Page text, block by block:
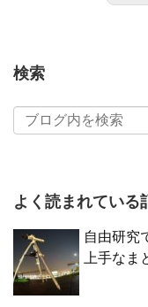
検索
よく読まれている
自由研究
上手なま